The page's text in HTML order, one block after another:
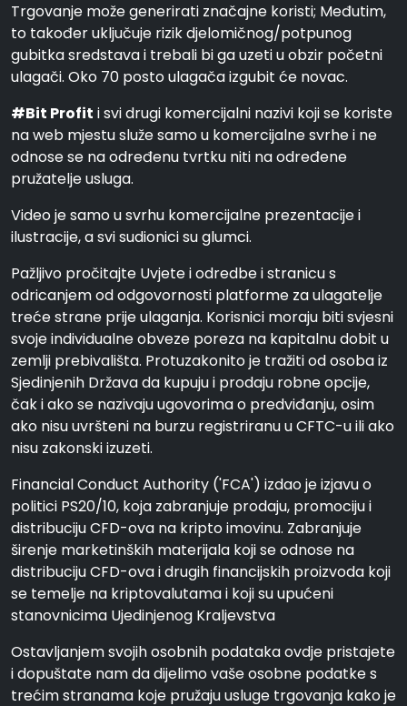
Trgovanje može generirati značajne koristi; Međutim,
to također uključuje rizik djelomičnog/potpunog
gubitka sredstava i trebali bi ga uzeti u obzir početni
ulagači. Oko 70 posto ulagača izgubit će novac.
#Bit Profit i svi drugi komercijalni nazivi koji se koriste
na web mjestu služe samo u komercijalne svrhe i ne
odnose se na određenu tvrtku niti na određene
pružatelje usluga.
Video je samo u svrhu komercijalne prezentacije i
ilustracije, a svi sudionici su glumci.
Pažljivo pročitajte Uvjete i odredbe i stranicu s
odricanjem od odgovornosti platforme za ulagatelje
treće strane prije ulaganja. Korisnici moraju biti svjesni
svoje individualne obveze poreza na kapitalnu dobit u
zemlji prebivališta. Protuzakonito je tražiti od osoba iz
Sjedinjenih Država da kupuju i prodaju robne opcije,
čak i ako se nazivaju ugovorima o predviđanju, osim
ako nisu uvršteni na burzu registriranu u CFTC-u ili ako
nisu zakonski izuzeti.
Financial Conduct Authority ('FCA') izdao je izjavu o
politici PS20/10, koja zabranjuje prodaju, promociju i
distribuciju CFD-ova na kripto imovinu. Zabranjuje
širenje marketinških materijala koji se odnose na
distribuciju CFD-ova i drugih financijskih proizvoda koji
se temelje na kriptovalutama i koji su upućeni
stanovnicima Ujedinjenog Kraljevstva
Ostavljanjem svojih osobnih podataka ovdje pristajete
i dopuštate nam da dijelimo vaše osobne podatke s
trećim stranama koje pružaju usluge trgovanja kako je